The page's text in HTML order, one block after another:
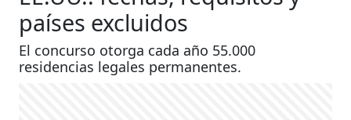
países excluidos
El concurso otorga cada año 55.000
residencias legales permanentes.